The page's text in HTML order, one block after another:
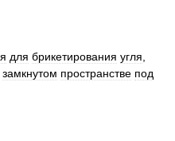
для брикетирования угля
замкнутом пространстве под